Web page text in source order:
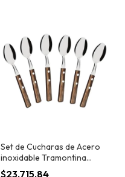
Set de Cucharas de Acero
inoxidable Tramontina
Polywood x6
$23.715,84